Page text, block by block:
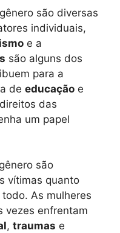
são diversas
individuais,
e a
são alguns dos
para a
de educação e
das
um papel
são
vítimas quanto
As mulheres
vezes enfrentam
, traumas e